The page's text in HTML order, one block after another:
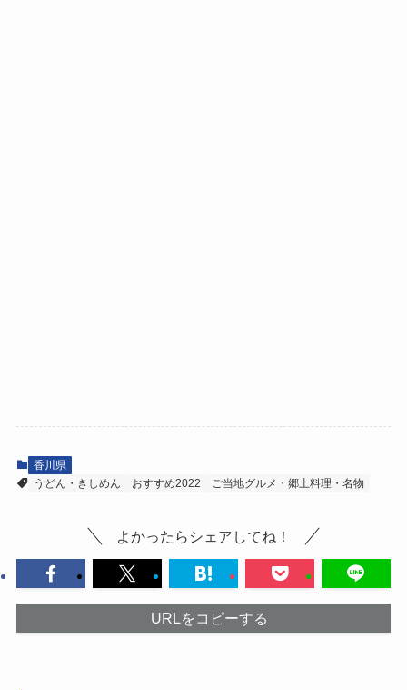
香川県
うどん・きしめん
おすすめ2022 ご当地グルメ・郷土料理・名物
よかったらシェアしてね！
URLをコピーする